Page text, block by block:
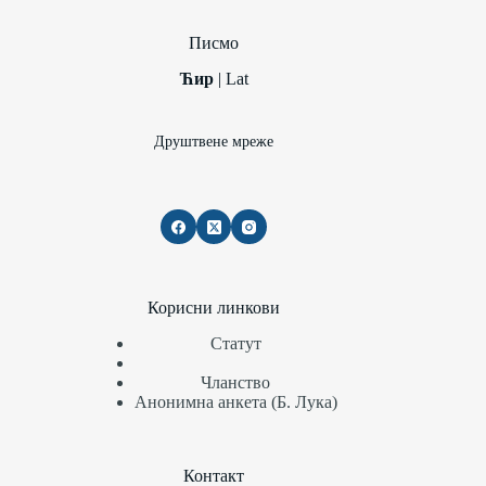
Писмо
Ћир| Lat
Друштвене мреже
Корисни линкови
Статут
Чланство
Анонимна анкета (Б. Лука)
Контакт